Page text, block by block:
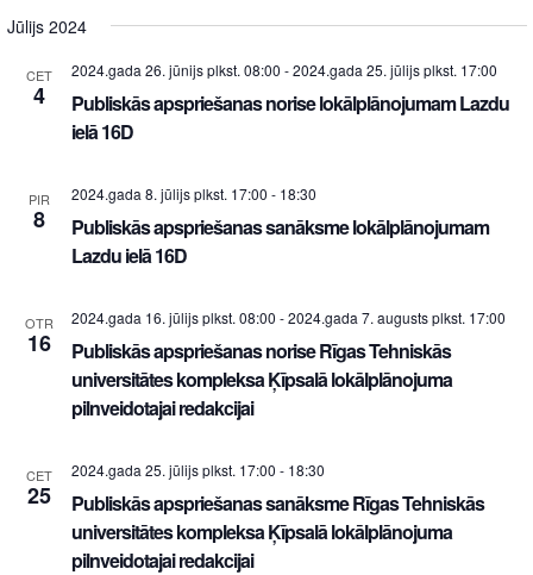
date.
Jūlijs 2024
CET
4
2024.gada 26. jūnijs plkst. 08:00 -2024.gada 25. jūlijs plkst. 17:00
Publiskās apspriešanas norise lokālplānojumam Lazdu
ielā 16D
PIR
8
2024.gada 8. jūlijs plkst. 17:00 - 18:30
Publiskās apspriešanas sanāksme lokālplānojumam
Lazdu ielā 16D
OTR
16
2024.gada 16. jūlijs plkst. 08:00 -2024.gada 7. augusts plkst. 17:00
Publiskās apspriešanas norise Rīgas Tehniskās
universitātes kompleksa Ķīpsalā lokālplānojuma
pilnveidotajai redakcijai
CET
25
2024.gada 25. jūlijs plkst. 17:00 - 18:30
Publiskās apspriešanas sanāksme Rīgas Tehniskās
universitātes kompleksa Ķīpsalā lokālplānojuma
pilnveidotajai redakcijai